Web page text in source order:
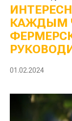
КАЖДЫМ
01.02.2024